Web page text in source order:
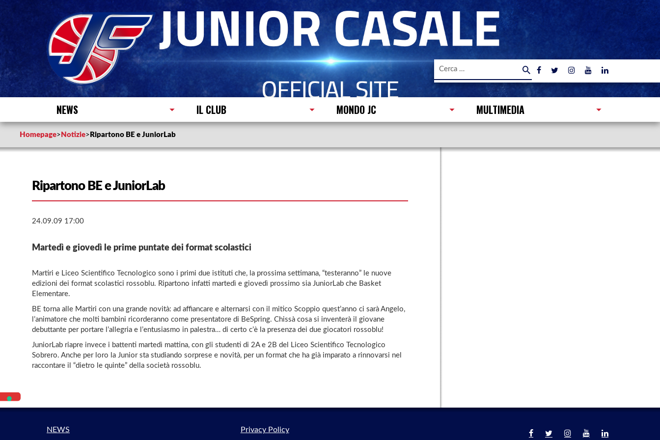
Ricerca
NEWS IL CLUB MONDO JC MULTIMEDIA
Homepage> Notizie> Ripartono BE e JuniorLab
Ripartono BE e JuniorLab
24.09.09 17:00
Martedì e giovedì le prime puntate dei format scolastici
Martiri e Liceo Scientifico Tecnologico sono i primi due istituti che, la prossima settimana, “testeranno” le nuove
edizioni dei format scolastici rossoblu. Ripartono infatti martedì e giovedì prossimo sia JuniorLab che Basket
Elementare.
BE torna alle Martiri con una grande novità: ad affiancare e alternarsi con il mitico Scoppio quest’anno ci sarà Angelo,
l’animatore che molti bambini ricorderanno come presentatore di BeSpring. Chissà cosa si inventerà il giovane
debuttante per portare l’allegria e l’entusiasmo in palestra… di certo c’è la presenza dei due giocatori rossoblu!
JuniorLab riapre invece i battenti martedì mattina, con gli studenti di 2A e 2B del Liceo Scientifico Tecnologico
Sobrero. Anche per loro la Junior sta studiando sorprese e novità, per un format che ha già imparato a rinnovarsi nel
raccontare il “dietro le quinte” della società rossoblu.
NEWS Privacy Policy